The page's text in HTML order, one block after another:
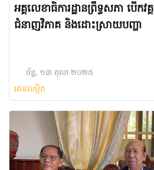
អគ្គលេខាធិការដ្ឋានព្រឹទ្ធសភា បើក
ជំនាញវិភាគ និងដោះស្រាយបញ្ហា
ច័ន្ទ, ១៣ តុលា ២០២៥
អានលម្អិត